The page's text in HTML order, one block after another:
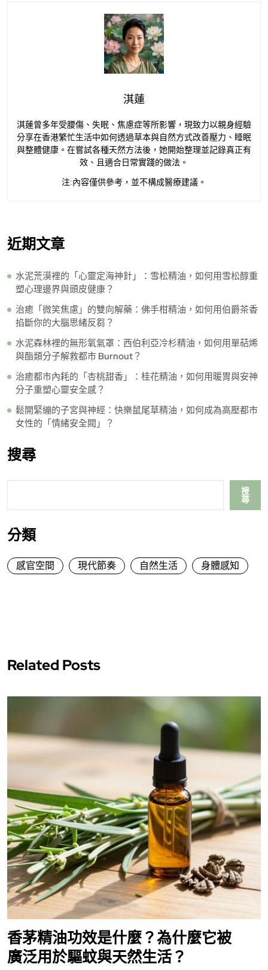
淇蓮
淇蓮曾多年受腰傷、失眠、焦慮症等所影響，現致力以親身經驗
分享在香港繁忙生活中如何透過草本與自然方式改善壓力、睡眠
與整體健康。在嘗試各種天然方法後，她開始整理並記錄真正有
效、且適合日常實踐的做法。
注:內容僅供參考，並不構成醫療建議。
近期文章
水泥荒漠裡的「心靈定海神針」：雪松精油，如何用雪松醇重
塑心理邊界與頭皮健康？
治癒「微笑焦慮」的雙向解藥：佛手柑精油，如何用伯爵茶香
掐斷你的大腦思緒反芻？
水泥森林裡的無形氧氣罩：西伯利亞冷杉精油，如何用單萜烯
與酯類分子解救都市 Burnout？
治癒都市內耗的「杏桃甜香」：桂花精油，如何用暖胃與安神
分子重塑心靈安全感？
鬆開緊繃的子宮與神經：快樂鼠尾草精油，如何成為高壓都市
女性的「情緒安全閥」？
搜尋
搜
尋
分類
感官空間 現代節奏 自然生活 身體感知
Related Posts
香茅精油功效是什麼？為什麼它被
廣泛用於驅蚊與天然生活？